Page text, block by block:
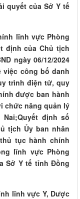
quyết của Sở Y tế
lĩnh vực Phòng
định của Chủ tịch
ngày 06/12/2024
việc công bố danh
trình điện tử, quy
được ban hành
chức năng quản lý
định số
tịch Ủy ban nhân
tục hành chính
lĩnh vực Phòng
Sở Y tế tỉnh Đồng
lĩnh vực Y, Dược